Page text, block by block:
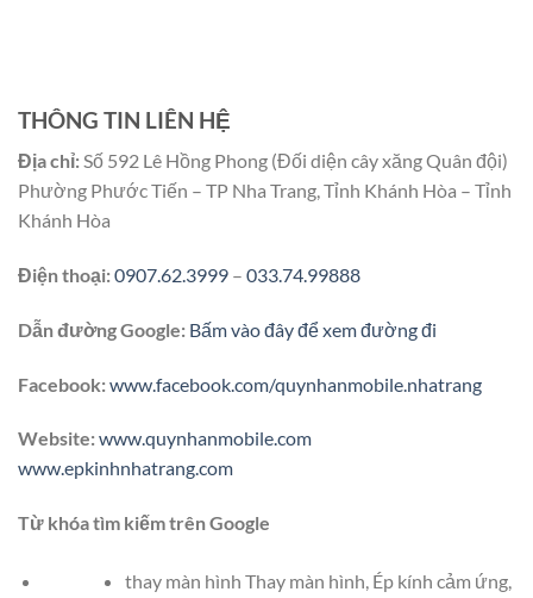
THÔNG TIN LIÊN HỆ
Địa chỉ:Số 592 Lê Hồng Phong (Đối diện cây xăng Quân đội)
Phường Phước Tiến – TP Nha Trang, Tỉnh Khánh Hòa – Tỉnh
Khánh Hòa
Điện thoại:0907.62.3999 – 033.74.99888
Dẫn đường Google: Bấm vào đây để xem đường đi
Facebook:www.facebook.com/quynhanmobile.nhatrang
Website:www.quynhanmobile.com
www.epkinhnhatrang.com
Từ khóa tìm kiếm trên Google
thay màn hình Thay màn hình, Ép kính cảm ứng,